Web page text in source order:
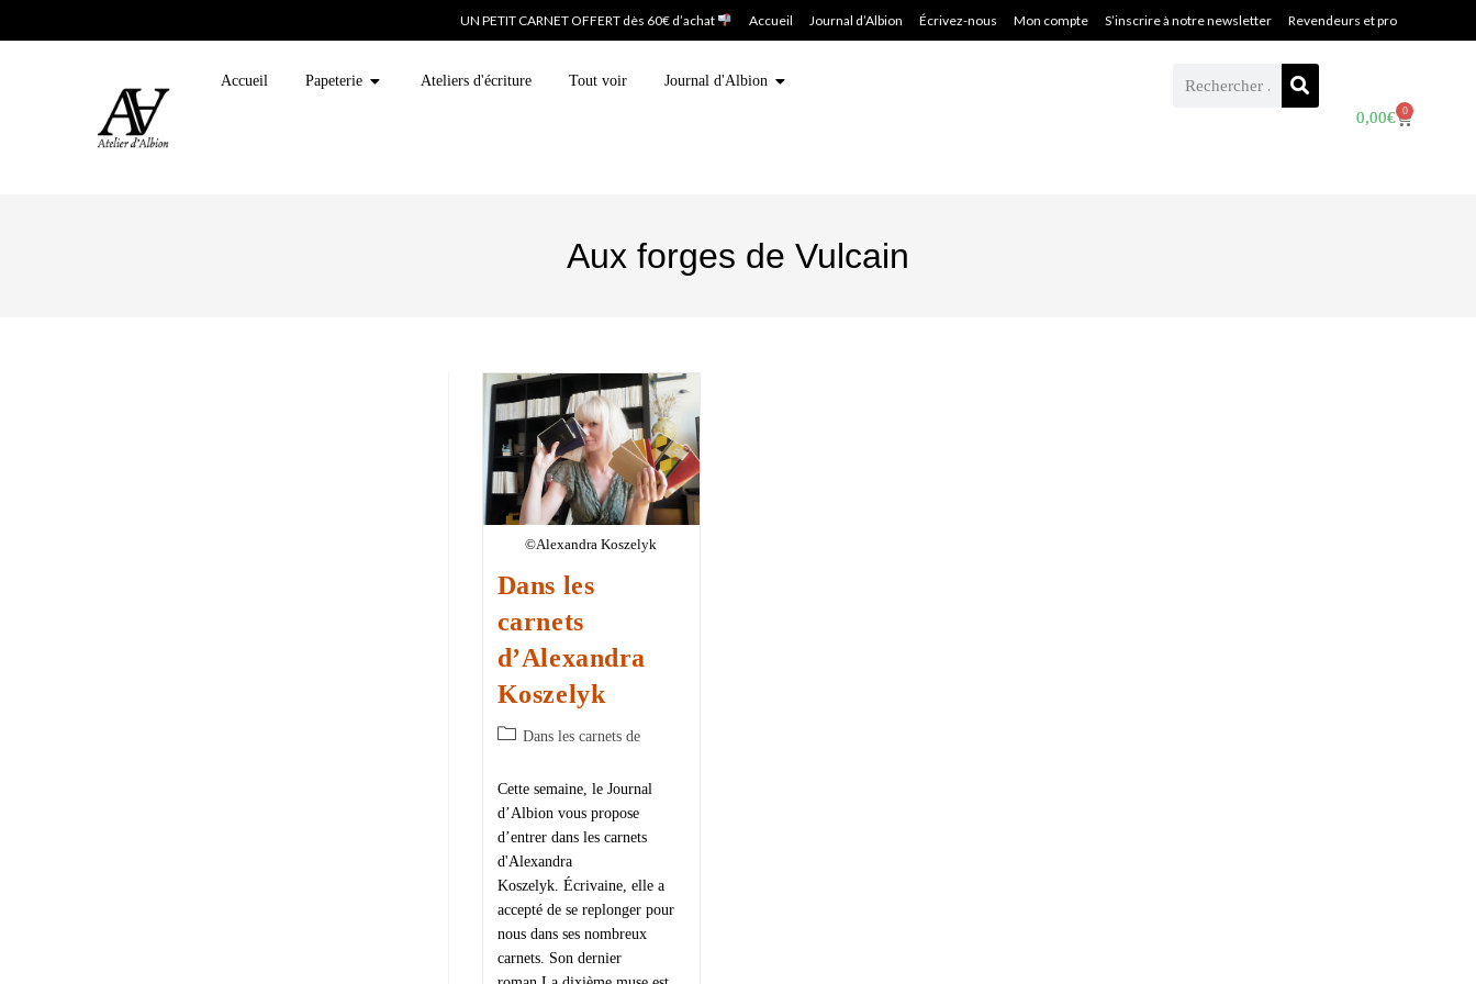
UN PETIT CARNET OFFERT dès 60€ d’achat Accueil Journal d’Albion Écrivez-nous Mon compte S’inscrire à notre newsletter Revendeurs et pro
Accueil Papeterie Ateliers d'écriture Tout voir Journal d'Albion
0,00€ 0
Aux forges de Vulcain
©Alexandra Koszelyk
Dans les
carnets
d’Alexandra
Koszelyk
Dans les carnets de
Cette semaine, le Journal
d’Albion vous propose
d’entrer dans les carnets
d'Alexandra
Koszelyk. Écrivaine, elle a
accepté de se replonger pour
nous dans ses nombreux
carnets. Son dernier